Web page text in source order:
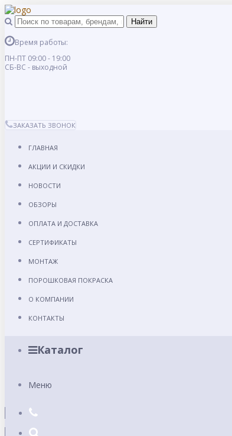
Время работы:
ПН-ПТ 09:00 - 19:00
СБ-ВС - выходной
ЗАКАЗАТЬ ЗВОНОК
ГЛАВНАЯ
АКЦИИ И СКИДКИ
НОВОСТИ
ОБЗОРЫ
ОПЛАТА И ДОСТАВКА
СЕРТИФИКАТЫ
МОНТАЖ
ПОРОШКОВАЯ ПОКРАСКА
О КОМПАНИИ
КОНТАКТЫ
Каталог
Меню